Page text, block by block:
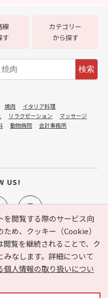
を閲覧する際のサービス向
め、クッキー（Cookie）
覧を継続されることで、ク
みなします。詳細について
個人情報の取り扱いについ
お気に入り
ヘルプ
について
運営会社
関するお問い合わせ
線
す
カテゴリー
から探す
検索
焼肉
イタリア料理
リラクゼーション
マッサージ
動物病院
会計事務所
US!